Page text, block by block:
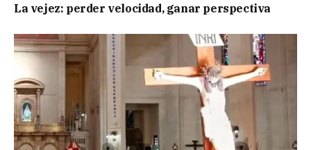
La vejez: perder velocidad, ganar perspectiva